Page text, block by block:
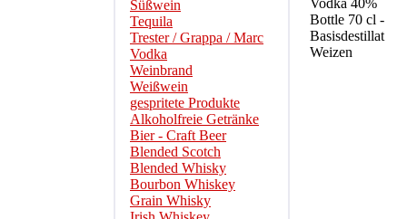
Süßwein
Tequila
Trester / Grappa / Marc
Vodka
Weinbrand
Weißwein
gespritete Produkte
Alkoholfreie Getränke
Bier - Craft Beer
Blended Scotch
Blended Whisky
Bourbon Whiskey
Grain Whisky
Vodka 40%
Bottle 70 cl -
Basisdestillat
Weizen